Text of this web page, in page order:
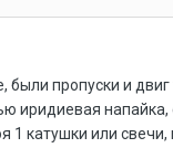
были пропуски и
иридиевая напайка,
1 катушки или